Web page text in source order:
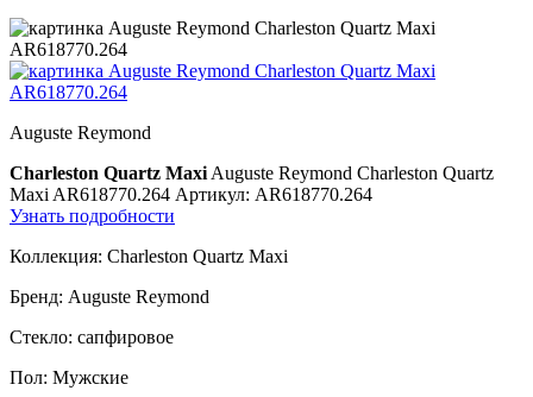
Auguste Reymond
Charleston Quartz Maxi Auguste Reymond Charleston Quartz
Maxi AR618770.264 Артикул: AR618770.264
Узнать подробности
Коллекция: Charleston Quartz Maxi
Бренд: Auguste Reymond
Стекло: сапфировое
Пол: Мужские